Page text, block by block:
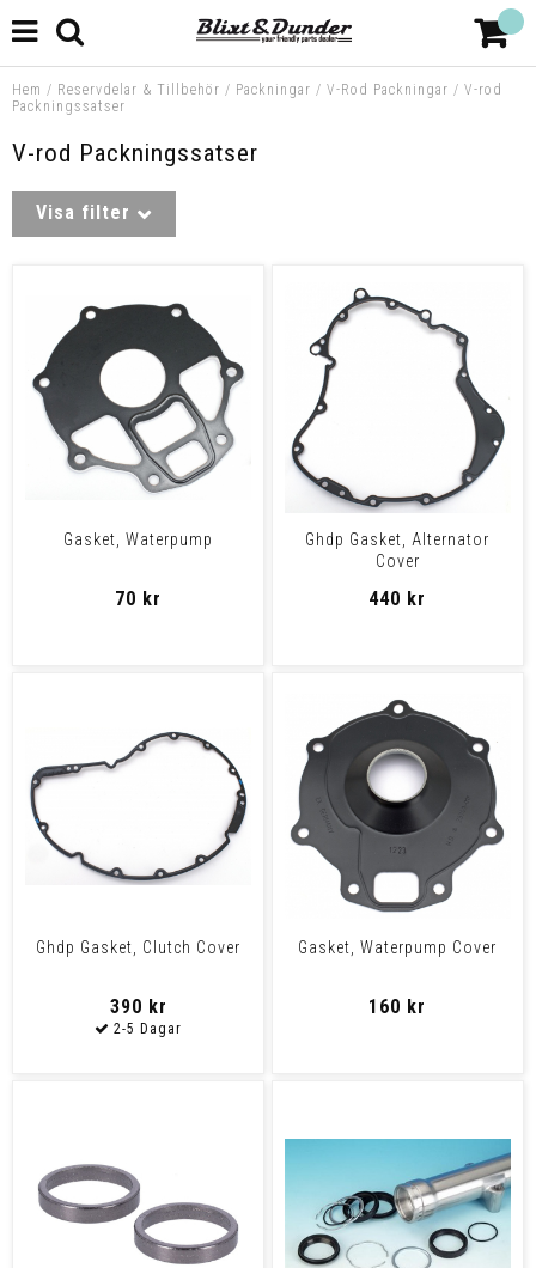
Hem / Reservdelar & Tillbehör / Packningar / V-Rod Packningar / V-rod
Packningssatser
V-rod Packningssatser
Visa filter
Gasket, Waterpump
70 kr
Ghdp Gasket, Alternator
Cover
440 kr
Ghdp Gasket, Clutch Cover
390 kr
Gasket, Waterpump Cover
160 kr